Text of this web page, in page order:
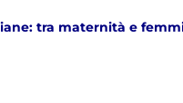
tra maternità e